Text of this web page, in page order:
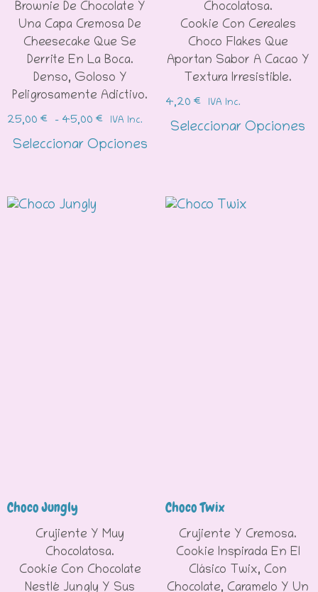
Brownie De Chocolate Y
Una Capa Cremosa De
Cheesecake Que Se
Derrite En La Boca.
Denso, Goloso Y
Peligrosamente Adictivo.
25,00 € - 45,00 € IVA Inc.
Seleccionar Opciones
Chocolatosa.
Cookie Con Cereales
Choco Flakes Que
Aportan Sabor A Cacao Y
Textura Irresistible.
4,20 € IVA Inc.
Seleccionar Opciones
Choco Jungly
Crujiente Y Muy
Chocolatosa.
Cookie Con Chocolate
Nestlé Jungly Y Sus
Choco Twix
Crujiente Y Cremosa.
Cookie Inspirada En El
Clásico Twix, Con
Chocolate, Caramelo Y Un